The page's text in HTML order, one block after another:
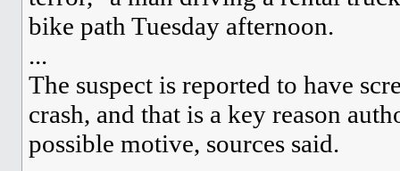
bike path Tuesday afternoon.
...
The suspect is reported to have
crash, and that is a key reason
possible motive, sources said.